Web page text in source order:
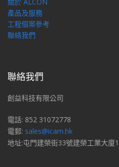
產品及服務
工程個案參考
聯絡我們
聯絡我們
創益科技有限公司
電話: 852 31072778
電郵: sales@icam.hk
地址:屯門建榮街33號建榮工業大廈